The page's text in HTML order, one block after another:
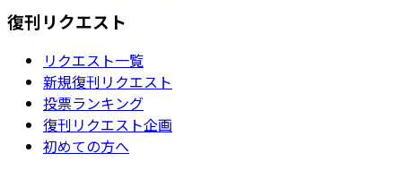
復刊リクエスト
リクエスト一覧
新規復刊リクエスト
投票ランキング
復刊リクエスト企画
初めての方へ